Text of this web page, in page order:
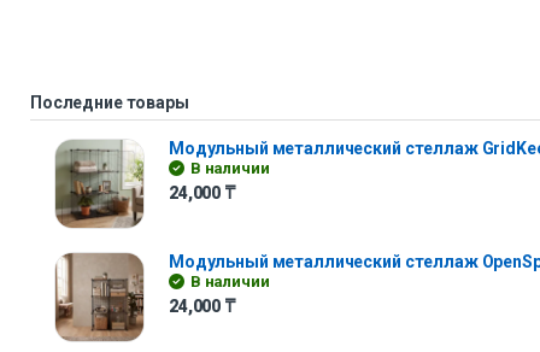
Последние товары
Модульный металлический стеллаж
В наличии
24,000 ₸
Модульный металлический стеллаж
В наличии
24,000 ₸